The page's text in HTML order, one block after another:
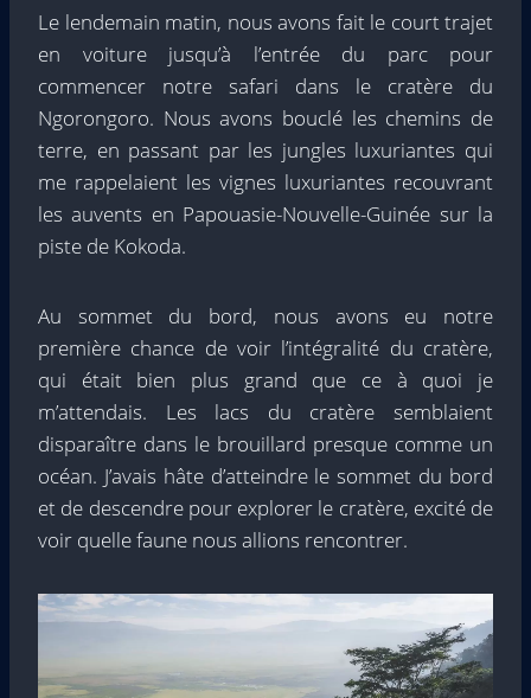
Le lendemain matin, nous avons fait le court trajet
en voiture jusqu’à l’entrée du parc pour
commencer notre safari dans le cratère du
Ngorongoro. Nous avons bouclé les chemins de
terre, en passant par les jungles luxuriantes qui
me rappelaient les vignes luxuriantes recouvrant
les auvents en Papouasie-Nouvelle-Guinée sur la
piste de Kokoda.
Au sommet du bord, nous avons eu notre
première chance de voir l’intégralité du cratère,
qui était bien plus grand que ce à quoi je
m’attendais. Les lacs du cratère semblaient
disparaître dans le brouillard presque comme un
océan. J’avais hâte d’atteindre le sommet du bord
et de descendre pour explorer le cratère, excité de
voir quelle faune nous allions rencontrer.